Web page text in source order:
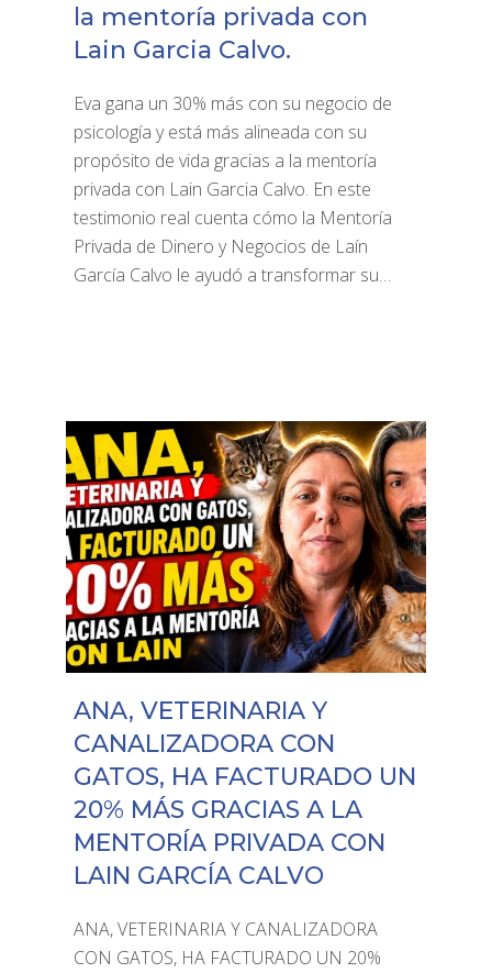
la mentoría privada con
Lain Garcia Calvo.
Eva gana un 30% más con su negocio de
psicología y está más alineada con su
propósito de vida gracias a la mentoría
privada con Lain Garcia Calvo. En este
testimonio real cuenta cómo la Mentoría
Privada de Dinero y Negocios de Laín
García Calvo le ayudó a transformar su…
ANA, VETERINARIA Y
CANALIZADORA CON
GATOS, HA FACTURADO UN
20% MÁS GRACIAS A LA
MENTORÍA PRIVADA CON
LAIN GARCÍA CALVO
ANA, VETERINARIA Y CANALIZADORA
CON GATOS, HA FACTURADO UN 20%